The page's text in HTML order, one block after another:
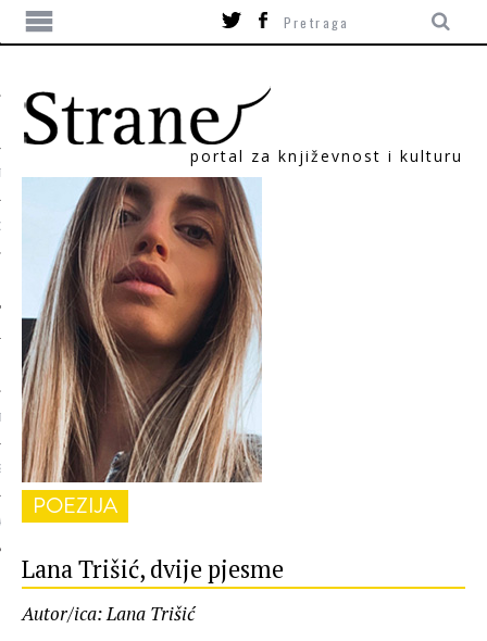
portal za književnost i kulturu
POEZIJA
Lana Trišić, dvije pjesme
Autor/ica: Lana Trišić